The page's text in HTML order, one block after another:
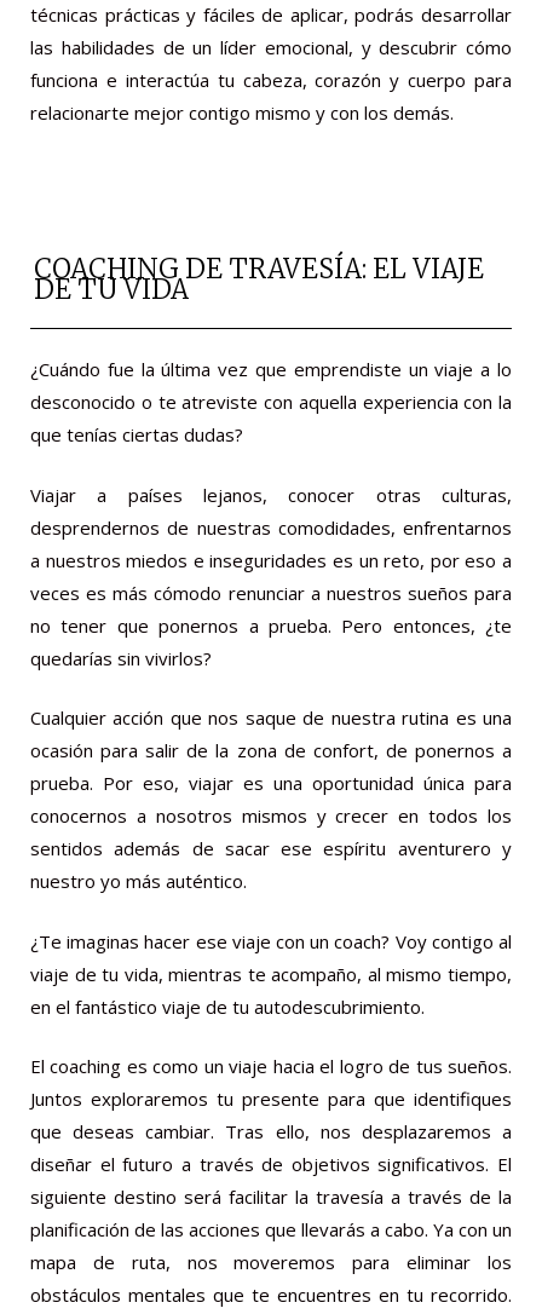
técnicas prácticas y fáciles de aplicar, podrás desarrollar
las habilidades de un líder emocional, y descubrir cómo
funciona e interactúa tu cabeza, corazón y cuerpo para
relacionarte mejor contigo mismo y con los demás.
COACHING DE TRAVESÍA: EL VIAJE
DE TU VIDA
¿Cuándo fue la última vez que emprendiste un viaje a lo
desconocido o te atreviste con aquella experiencia con la
que tenías ciertas dudas?
Viajar a países lejanos, conocer otras culturas,
desprendernos de nuestras comodidades, enfrentarnos
a nuestros miedos e inseguridades es un reto, por eso a
veces es más cómodo renunciar a nuestros sueños para
no tener que ponernos a prueba. Pero entonces, ¿te
quedarías sin vivirlos?
Cualquier acción que nos saque de nuestra rutina es una
ocasión para salir de la zona de confort, de ponernos a
prueba. Por eso, viajar es una oportunidad única para
conocernos a nosotros mismos y crecer en todos los
sentidos además de sacar ese espíritu aventurero y
nuestro yo más auténtico.
¿Te imaginas hacer ese viaje con un coach? Voy contigo al
viaje de tu vida, mientras te acompaño, al mismo tiempo,
en el fantástico viaje de tu autodescubrimiento.
El coaching es como un viaje hacia el logro de tus sueños.
Juntos exploraremos tu presente para que identifiques
que deseas cambiar. Tras ello, nos desplazaremos a
diseñar el futuro a través de objetivos significativos. El
siguiente destino será facilitar la travesía a través de la
planificación de las acciones que llevarás a cabo. Ya con un
mapa de ruta, nos moveremos para eliminar los
obstáculos mentales que te encuentres en tu recorrido.